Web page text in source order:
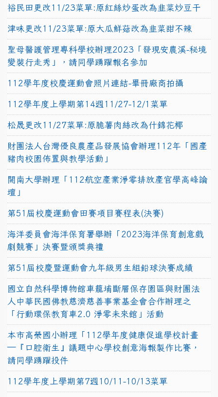
裕民田更改11/23菜單:原紅絲炒蛋改為韭菜炒豆干
津味更改11/23菜單:原大瓜鮮菇改為韭菜甜不辣
聖母醫護管理專科學校辦理2023「發現安農溪-秘境
變裝行走秀」，請同學踴躍報名參加
112學年度校慶運動會照片連結-畢冊廠商拍攝
112學年度上學期第14週11/27-12/1菜單
松晟更改11/27菜單:原脆薯肉絲改為什錦花椰
財團法人台灣優良農產品發展協會辦理112年「國產
豬肉校園佈置與教學活動」
開南大學辦理「112航空產業淨零排放產官學高峰論
壇」
第51屆校慶運動會田賽項目賽程表(決賽)
海洋委員會海洋保育署舉辦「2023海洋保育創意戲
劇競賽」決賽暨頒獎典禮
第51屆校慶暨運動會九年級男生組鉛球決賽成績
國立自然科學博物館車籠埔斷層保存園區與財團法
人中華民國佛教慈濟慈善事業基金會合作辦理之
「行動環保教育車2.0 淨零未來館」活動
本市高榮國小辦理「112學年度健康促進學校計畫
─『口腔衛生』議題中心學校創意海報製作比賽，
請同學踴躍投件
112學年度上學期第7週10/11-10/13菜單